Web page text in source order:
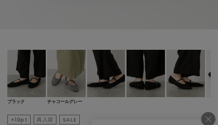
ブラック チャコールグレー
×10pt 再入荷 SALE